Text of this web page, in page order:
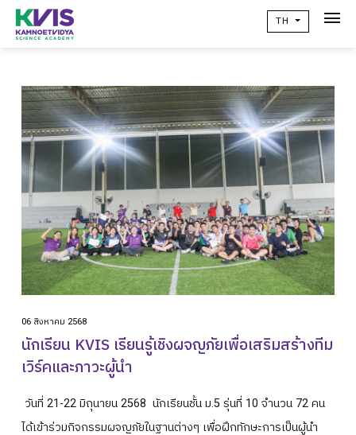
TH
เกี่ยวกับเรา
วิจัยผลสัมฤทธิ์ทางการเรียน
ข่าวสาร
เเคมปัสไลฟ์
คอมมูนิตี้
ติดต่อเรา
alumni
ปฏิทินโรงเรียน
ปฎิทินการศึกษา
06 สิงหาคม 2568
นักเรียน KVIS เรียนรู้เชิงผจญภัยเพื่อเสริมสร้างทีม
เวิร์คและภาวะผู้นำ
วันที่ 21-22 มิถุนายน 2568 นักเรียนชั้น ม.5 รุ่นที่ 10 จำนวน 72 คน
ได้เข้าร่วมกิจกรรมผจญภัยในฐานต่างๆ เพื่อฝึกทักษะการเป็นผู้นำ